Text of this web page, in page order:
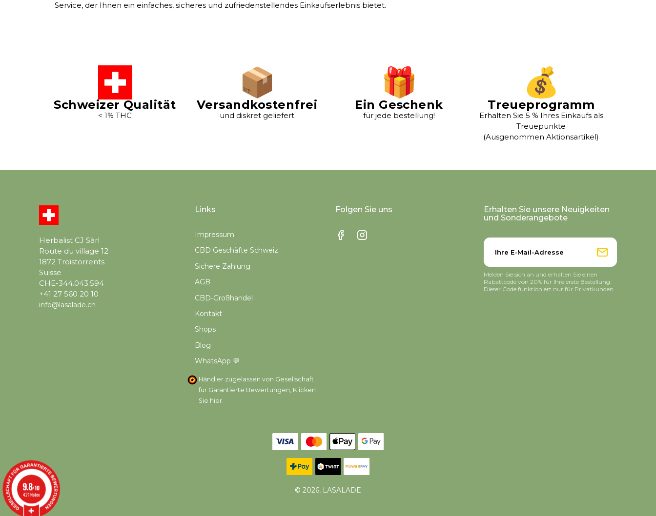
Service, der Ihnen ein einfaches, sicheres und zufriedenstellendes Einkaufserlebnis bietet.
Schweizer Qualität
< 1% THC
Versandkostenfrei
und diskret geliefert
Ein Geschenk
für jede bestellung!
Treueprogramm
Erhalten Sie 5 % Ihres Einkaufs als
Treuepunkte
(Ausgenommen Aktionsartikel)
Herbalist CJ Sàrl
Route du village 12
1872 Troistorrents
Suisse
CHE-344.043.594
+41 27 560 20 10
info@lasalade.ch
Links
Impressum
CBD Geschäfte Schweiz
Sichere Zahlung
AGB
CBD-Großhandel
Kontakt
Shops
Blog
WhatsApp 💬
Händler zugelassen von Gesellschaft
für Garantierte Bewertungen, Klicken
Sie hier.
Folgen Sie uns
Erhalten Sie unsere Neuigkeiten
und Sonderangebote
Melden Sie sich an und erhalten Sie einen
Rabattcode von 20% für Ihre erste Bestellung.
Dieser Code funktioniert nur für Privatkunden.
© 2026, LASALADE
9.8/10
421 Noten